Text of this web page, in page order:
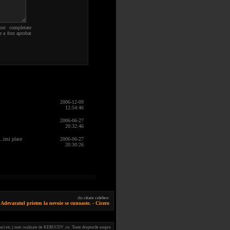
completate
a fost aprobat
2006-12-09
12:54:46
2006-06-27
20:32:46
place
2006-06-27
20:30:26
din citate celebre:
prieten la nevoie se cunoaste. - Cicero
sunt realizate de KERUCOV .ro. Toate drepturile asupra